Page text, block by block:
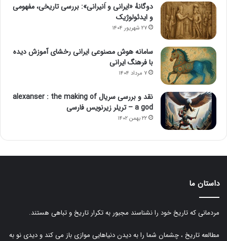
دوگانهٔ «ایرانی و اَنیرانی»: بررسی تاریخی، مفهومی
و ایدئولوژیک
۲۷ شهریور ۱۴۰۴
سامانه هوش مصنوعی ایرانی رخشای آموزش دیده
با فرهنگ ایرانی
۷ مرداد ۱۴۰۴
نقد و بررسی سریال alexanser : the making of
a god – تریلر زیرنویس فارسی
۲۲ بهمن ۱۴۰۲
داستان ما
مردمانی که تاریخ خود را نشناسند مجبور به تکرار تاریخ و تباهی هستند.
مطالعه تاریخ ، چشمان شما را به دیدن دنیاهایی موازی باز می کند و دیدی نو به